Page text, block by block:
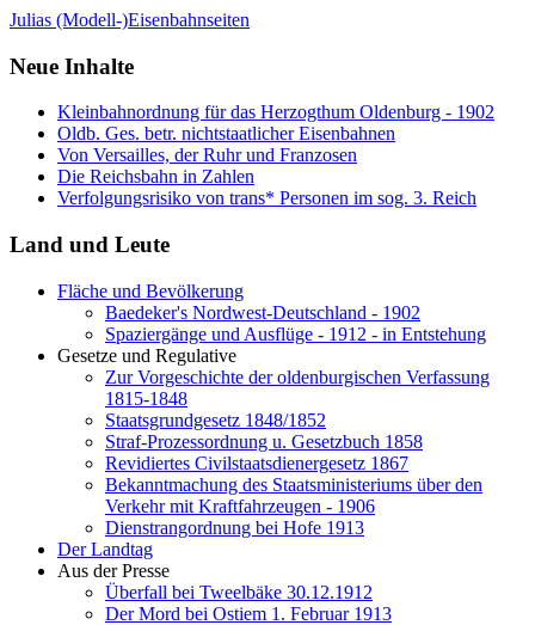
Julias (Modell-)Eisenbahnseiten
Neue Inhalte
Kleinbahnordnung für das Herzogthum Oldenburg - 1902
Oldb. Ges. betr. nichtstaatlicher Eisenbahnen
Von Versailles, der Ruhr und Franzosen
Die Reichsbahn in Zahlen
Verfolgungsrisiko von trans* Personen im sog. 3. Reich
Land und Leute
Fläche und Bevölkerung
Baedeker's Nordwest-Deutschland - 1902
Spaziergänge und Ausflüge - 1912 - in Entstehung
Gesetze und Regulative
Zur Vorgeschichte der oldenburgischen Verfassung
1815-1848
Staatsgrundgesetz 1848/1852
Straf-Prozessordnung u. Gesetzbuch 1858
Revidiertes Civilstaatsdienergesetz 1867
Bekanntmachung des Staatsministeriums über den
Verkehr mit Kraftfahrzeugen - 1906
Dienstrangordnung bei Hofe 1913
Der Landtag
Aus der Presse
Überfall bei Tweelbäke 30.12.1912
Der Mord bei Ostiem 1. Februar 1913